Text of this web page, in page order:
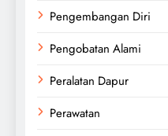
Pengembangan Diri
Pengobatan Alami
Peralatan Dapur
Perawatan